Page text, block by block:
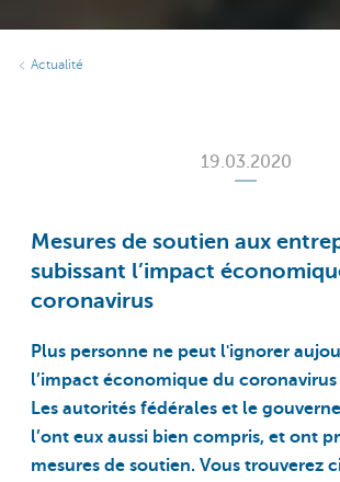
Actualité
19.03.2020
Mesures de soutien aux
subissant l’impact
coronavirus
Plus personne ne peut l'ignorer
l’impact économique du coronavirus
Les autorités fédérales et le
l’ont eux aussi bien compris, et ont
mesures de soutien. Vous trouverez